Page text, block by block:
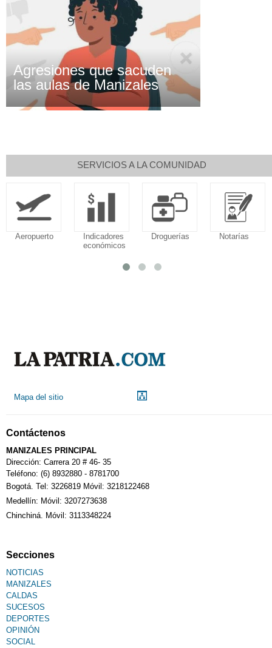
Agresiones que sacuden
las aulas de Manizales
SERVICIOS A LA COMUNIDAD
Indicadores
Droguerías Notarías
Calendario
Mapa del sitio
Contáctenos
MANIZALES PRINCIPAL
Dirección: Carrera 20 # 46- 35
Teléfono: (6) 8932880 - 8781700
Bogotá. Tel: 3226819 Móvil: 3218122468
Medellín: Móvil: 3207273638
Chinchiná. Móvil: 3113348224
Secciones
NOTICIAS
MANIZALES
CALDAS
SUCESOS
DEPORTES
OPINIÓN
SOCIAL